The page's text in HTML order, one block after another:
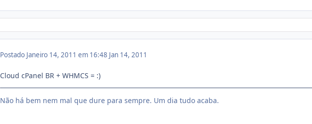
Postado Janeiro 14, 2011 em 16:48 Jan 14, 2011
Cloud cPanel BR + WHMCS = :)
Não há bem nem mal que dure para sempre. Um dia tudo acaba.